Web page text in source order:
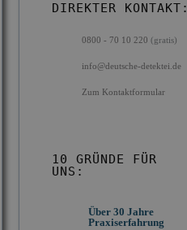
DIREKTER KONTAKT:
0800 - 70 10 220 (gratis)
info@deutsche-detektei.de
Zum Kontaktformular
10 GRÜNDE FÜR
UNS:
Über 30 Jahre
Praxiserfahrung